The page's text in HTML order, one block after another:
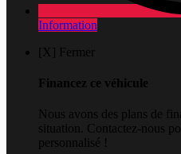
Information
[X] Fermer
Financez ce véhicule
Nous avons des plans de
situation. Contactez-nous
personnalisé !